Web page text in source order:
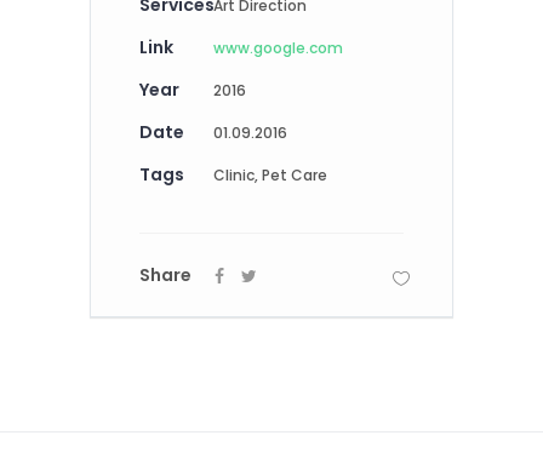
Art Direction
Link www.google.com
Year 2016
Date 01.09.2016
Tags Clinic, Pet Care
Share